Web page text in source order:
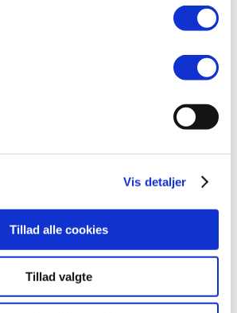
Vis detaljer
Tillad alle cookies
Tillad valgte
i turistområder
TCO-beregner